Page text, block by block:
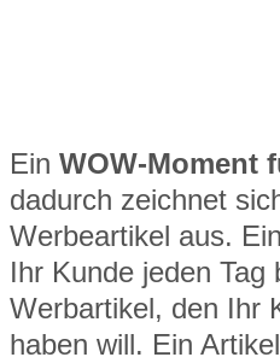
Ein WOW-Moment
dadurch zeichnet
Werbeartikel aus.
Ihr Kunde jeden Tag
Werbartikel, den Ihr
haben will. Ein